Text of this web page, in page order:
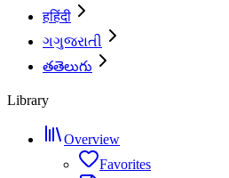
हहिंदी
ગગુજરાતી
తతెలుగు
Library
Overview
Favorites